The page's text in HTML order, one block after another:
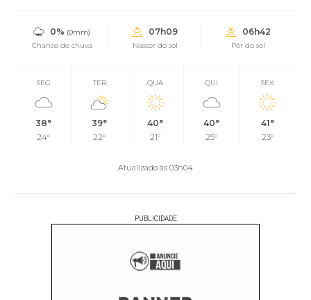
0% (0mm)
Chance de chuva
07h09
Nascer do sol
06h42
Pôr do sol
SEG
38°
24°
TER
39°
22°
QUA
40°
21°
QUI
40°
25°
SEX
41°
23°
Atualizado às 03h04
PUBLICIDADE